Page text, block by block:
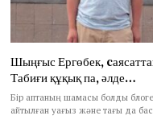
Шыңғыс Ергөбек,
Табиғи құқық па, әлде…
Бір аптаның шамасы болды
айтылған уағыз және тағы да